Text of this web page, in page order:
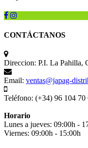
CONTÁCTANOS
Direccion: P.I. La Pahilla,
Email: ventas@japag-
Teléfono: (+34) 96 104 70
Horario
Lunes a jueves: 09:00h -
Viernes: 09:00h - 15:00h